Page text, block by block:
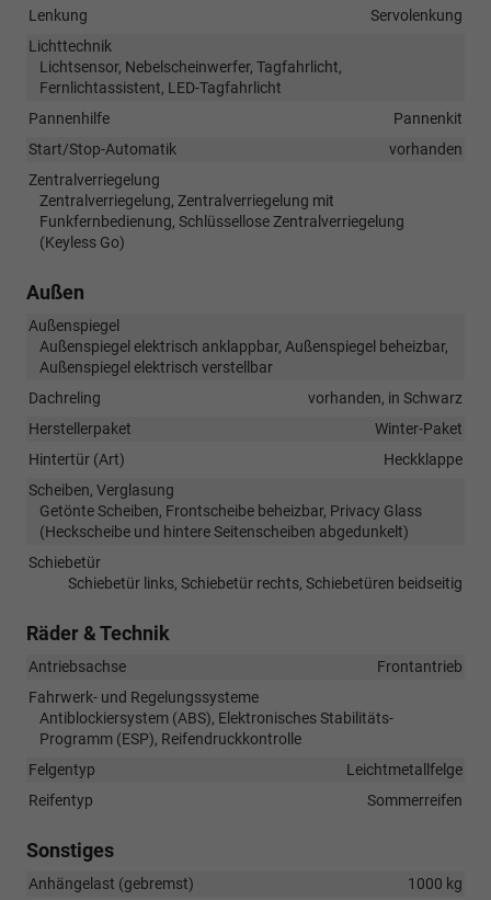
Lenkung
Servolenkung
Lichttechnik
Lichtsensor, Nebelscheinwerfer, Tagfahrlicht,
Fernlichtassistent, LED-Tagfahrlicht
Pannenhilfe
Pannenkit
Start/Stop-Automatik
vorhanden
Zentralverriegelung
Zentralverriegelung, Zentralverriegelung mit
Funkfernbedienung, Schlüssellose Zentralverriegelung
(Keyless Go)
Außen
Außenspiegel
Außenspiegel elektrisch anklappbar, Außenspiegel beheizbar,
Außenspiegel elektrisch verstellbar
Dachreling
vorhanden, in Schwarz
Herstellerpaket
Winter-Paket
Hintertür (Art)
Heckklappe
Scheiben, Verglasung
Getönte Scheiben, Frontscheibe beheizbar, Privacy Glass
(Heckscheibe und hintere Seitenscheiben abgedunkelt)
Schiebetür
Schiebetür links, Schiebetür rechts, Schiebetüren beidseitig
Räder & Technik
Antriebsachse
Frontantrieb
Fahrwerk- und Regelungssysteme
Antiblockiersystem (ABS), Elektronisches Stabilitäts-
Programm (ESP), Reifendruckkontrolle
Felgentyp
Leichtmetallfelge
Reifentyp
Sommerreifen
Sonstiges
Anhängelast (gebremst) 1000 kg